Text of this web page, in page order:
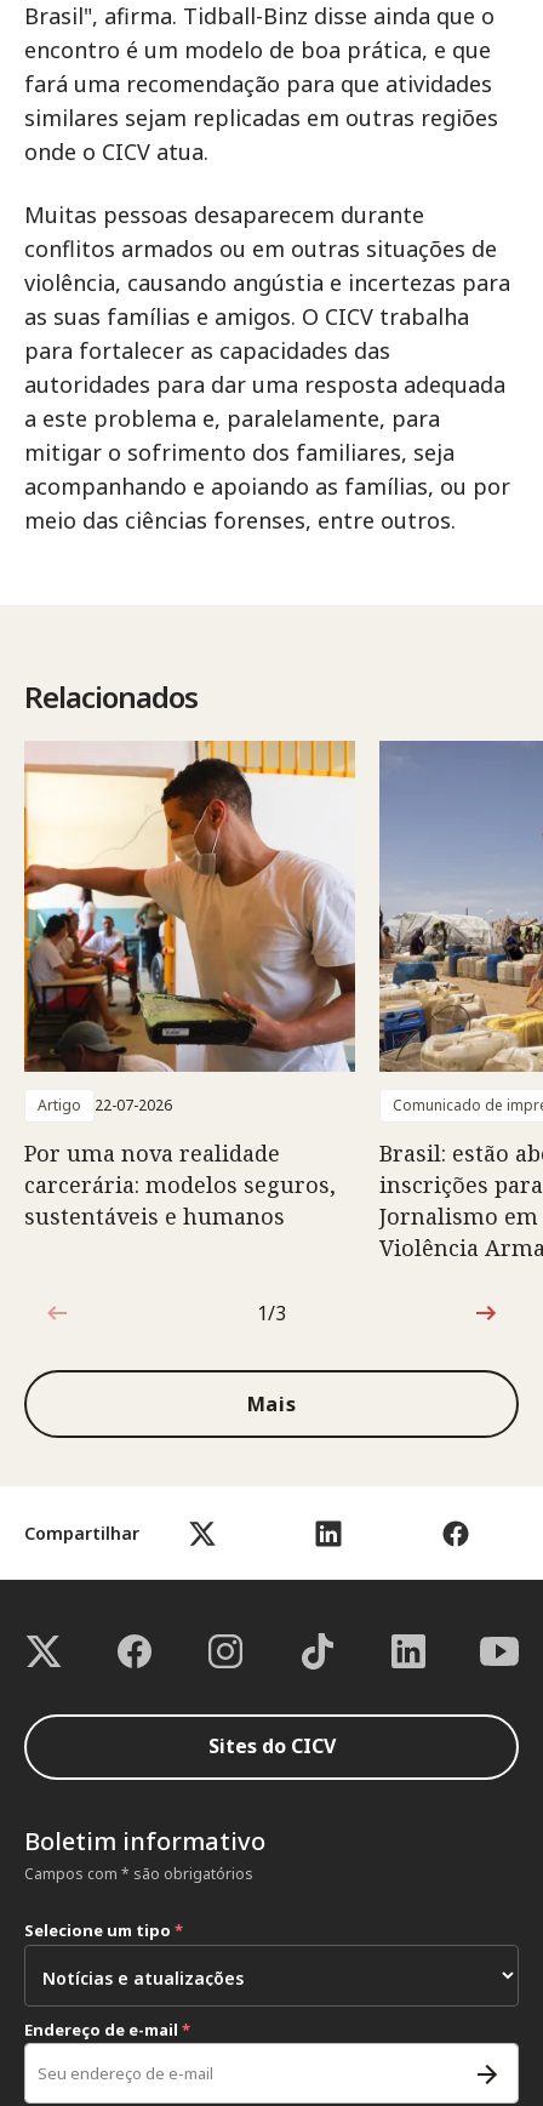
Compartilhar
Brasil", afirma. Tidball-Binz disse ainda que o
encontro é um modelo de boa prática, e que
fará uma recomendação para que atividades
similares sejam replicadas em outras regiões
onde o CICV atua.
Muitas pessoas desaparecem durante
conflitos armados ou em outras situações de
violência, causando angústia e incertezas para
as suas famílias e amigos. O CICV trabalha
para fortalecer as capacidades das
autoridades para dar uma resposta adequada
a este problema e, paralelamente, para
mitigar o sofrimento dos familiares, seja
acompanhando e apoiando as famílias, ou por
meio das ciências forenses, entre outros.
Relacionados
Artigo 22-07-2026
Por uma nova realidade
carcerária: modelos seguros,
sustentáveis e humanos
Comunicado de
Brasil: estão
inscrições
Jornalismo
Violência
1 de 3
1/3
Mais
Sites do CICV
Boletim informativo
Campos com * são obrigatórios
Selecione um tipo *
Endereço de e-mail *